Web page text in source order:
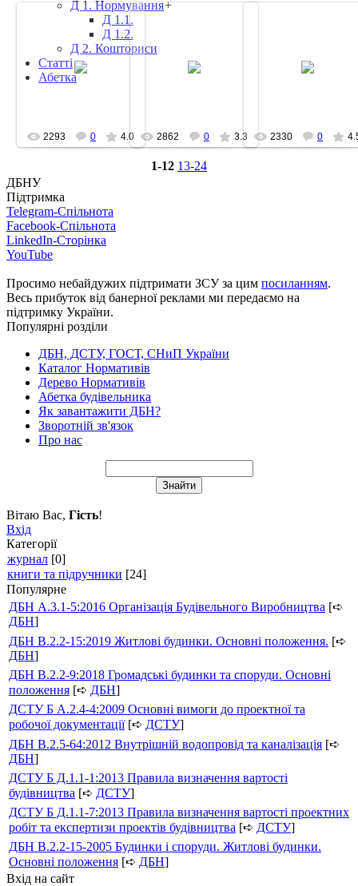
Д 1. Нормування+
Д 1.1.
Д 1.2.
Д 2. Кошториси
Статті
Абетка
2012-12-21
2293 0 4.0
2012-12-21
2862 0 3.3
2012-12-21
2330 0
1-12 13-24
ДБНУ
Підтримка
Telegram-Спільнота
Facebook-Спільнота
LinkedIn-Сторінка
YouTube
Просимо небайдужих підтримати ЗСУ за цим посиланням.
Весь прибуток від банерної реклами ми передаємо на
підтримку України.
Популярні розділи
ДБН, ДСТУ, ГОСТ, СНиП України
Каталог Нормативів
Дерево Нормативів
Абетка будівельника
Як завантажити ДБН?
Зворотній зв'язок
Про нас
Вітаю Вас, Гість!
Вхід
Категорії
журнал [0]
книги та підручники [24]
Популярне
ДБН А.3.1-5:2016 Організація Будівельного Виробництва [➪
ДБН]
ДБН В.2.2-15:2019 Житлові будинки. Основні положення. [➪
ДБН]
ДБН В.2.2-9:2018 Громадські будинки та споруди. Основні
положення [➪ ДБН]
ДСТУ Б А.2.4-4:2009 Основні вимоги до проектної та
робочої документації[➪ ДСТУ]
ДБН В.2.5-64:2012 Внутрішній водопровід та каналізація [➪
ДБН]
ДСТУ Б Д.1.1-1:2013 Правила визначення вартості
будівництва [➪ ДСТУ]
ДСТУ Б Д.1.1-7:2013 Правила визначення вартості проектних
робіт та експертизи проектів будівництва [➪ ДСТУ]
ДБН В.2.2-15-2005 Будинки і споруди. Житлові будинки.
Основні положення [➪ ДБН]
Вхід на сайт